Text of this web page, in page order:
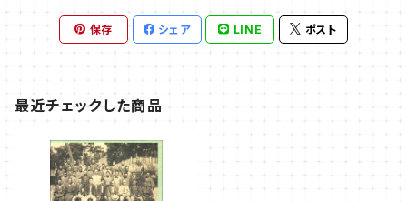
保存 シェア LINE ポスト
最近チェックした商品